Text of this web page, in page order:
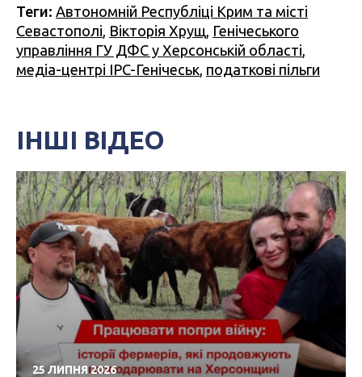
Теги: Автономній Республіці Крим та місті
Севастополі Вікторія Хрущ Генічеського
управління ГУ ДФС у Херсонській області
медіа-центрі IPC-Генічеськ податкові пільги
ІНШІ ВІДЕО
25 ЛИПНЯ 2026